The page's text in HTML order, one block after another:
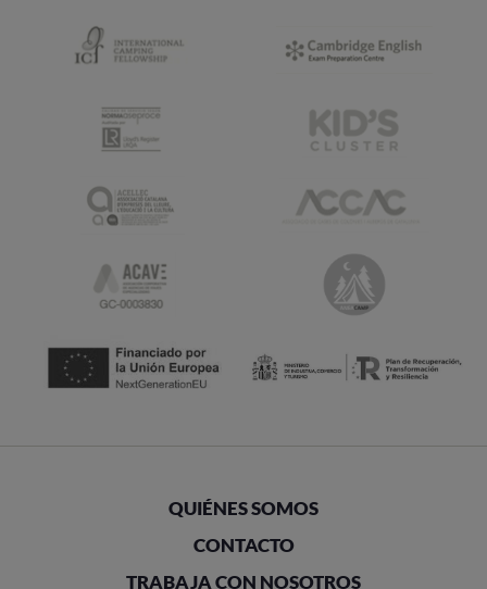
QUIÉNES SOMOS
CONTACTO
TRABAJA CON NOSOTROS